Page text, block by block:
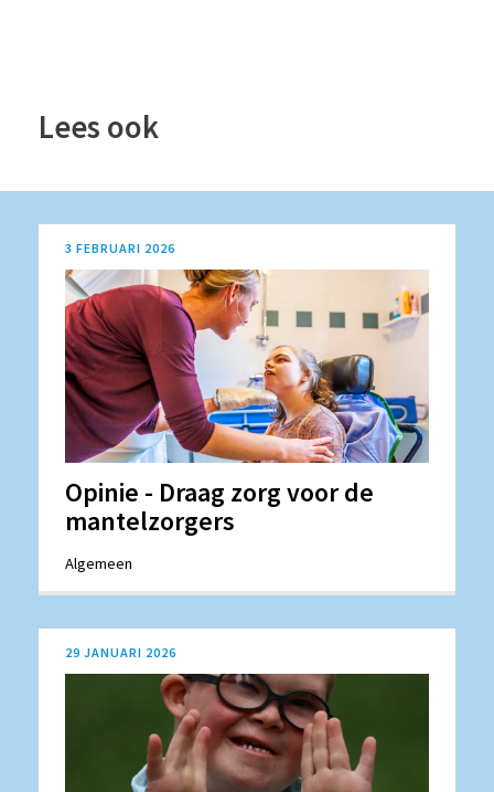
Lees ook
3 FEBRUARI 2026
Opinie - Draag zorg voor de
mantelzorgers
Algemeen
29 JANUARI 2026